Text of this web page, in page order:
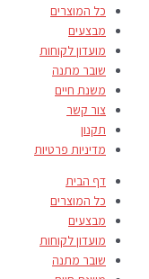
כל המוצרים
מבצעים
מועדון לקוחות
שובר מתנה
משנת חיים
צור קשר
תקנון
מדיניות פרטיות
דף הבית
כל המוצרים
מבצעים
מועדון לקוחות
שובר מתנה